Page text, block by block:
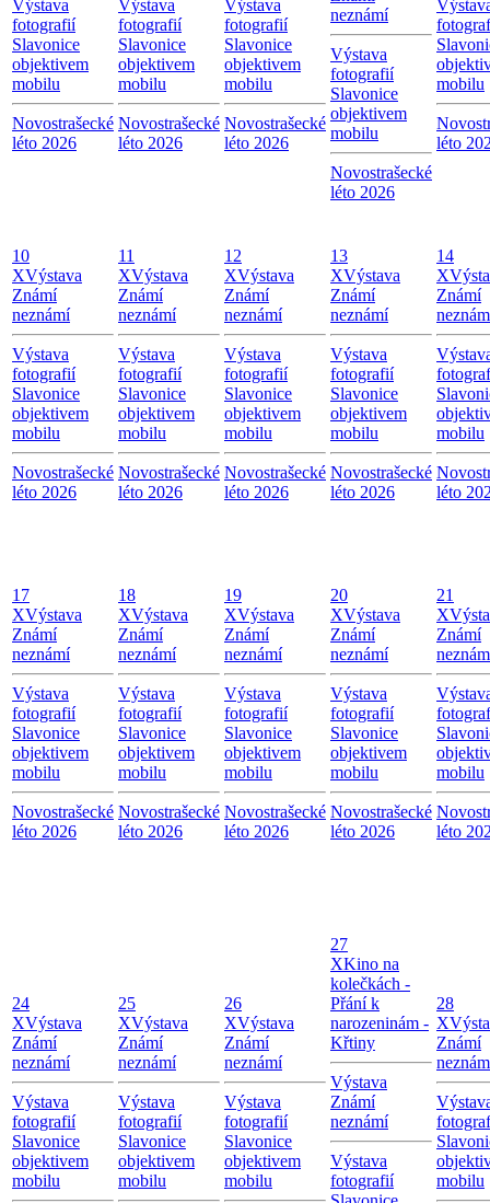
Výstava
fotografií
Slavonice
objektivem
mobilu
Novostrašecké
léto 2026
Výstava
fotografií
Slavonice
objektivem
mobilu
Novostrašecké
léto 2026
Výstava
fotografií
Slavonice
objektivem
mobilu
Novostrašecké
léto 2026
neznámí
Výstava
fotografií
Slavonice
objektivem
mobilu
Novostrašecké
léto 2026
mobilu
léto
10
XVýstava
Známí
neznámí
Výstava
fotografií
Slavonice
objektivem
mobilu
Novostrašecké
léto 2026
11
XVýstava
Známí
neznámí
Výstava
fotografií
Slavonice
objektivem
mobilu
Novostrašecké
léto 2026
12
XVýstava
Známí
neznámí
Výstava
fotografií
Slavonice
objektivem
mobilu
Novostrašecké
léto 2026
13
XVýstava
Známí
neznámí
Výstava
fotografií
Slavonice
objektivem
mobilu
Novostrašecké
léto 2026
14
X
Známí
mobilu
léto
17
XVýstava
Známí
neznámí
Výstava
fotografií
Slavonice
objektivem
mobilu
Novostrašecké
léto 2026
18
XVýstava
Známí
neznámí
Výstava
fotografií
Slavonice
objektivem
mobilu
Novostrašecké
léto 2026
19
XVýstava
Známí
neznámí
Výstava
fotografií
Slavonice
objektivem
mobilu
Novostrašecké
léto 2026
20
XVýstava
Známí
neznámí
Výstava
fotografií
Slavonice
objektivem
mobilu
Novostrašecké
léto 2026
21
X
Známí
mobilu
léto
24
XVýstava
Známí
neznámí
Výstava
fotografií
Slavonice
objektivem
mobilu
25
XVýstava
Známí
neznámí
Výstava
fotografií
Slavonice
objektivem
mobilu
26
XVýstava
Známí
neznámí
Výstava
fotografií
Slavonice
objektivem
mobilu
27
XKino na
kolečkách -
Přání k
narozeninám -
Křtiny
Výstava
Známí
neznámí
Výstava
fotografií
28
X
Známí
mobilu